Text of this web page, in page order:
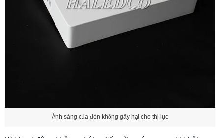
Ánh sáng của đèn không gây hại cho thị lực